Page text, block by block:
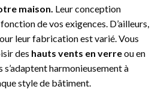
maison. Leur conception
de vos exigences. D’ailleurs,
leur fabrication est varié. Vous
des hauts vents en verreou en
s’adaptent harmonieusement à
style de bâtiment.